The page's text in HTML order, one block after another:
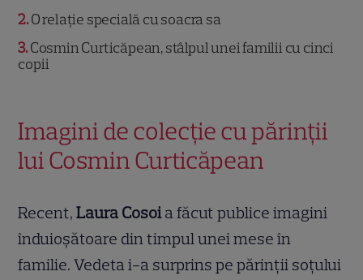
2 O relație specială cu soacra sa
3 Cosmin Curticăpean, stâlpul unei familii cu cinci
copii
Imagini de colecție cu părinții
lui Cosmin Curticăpean
Recent,Laura Cosoia făcut publice imagini
înduioșătoare din timpul unei mese în
familie. Vedeta i-a surprins pe părinții soțului